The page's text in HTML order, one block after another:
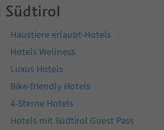
Südtirol
Haustiere erlaubt-Hotels
Hotels Wellness
Luxus Hotels
Bike-friendly Hotels
4-Sterne Hotels
Hotels mit Südtirol Guest Pass